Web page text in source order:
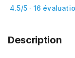
4.5/5 · 16
Description